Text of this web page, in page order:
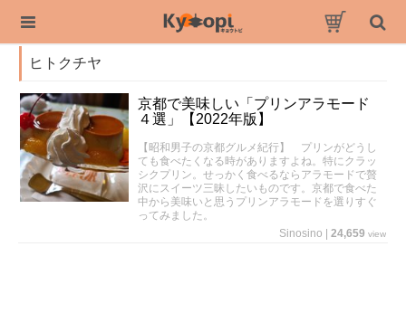
ヒトクチヤ
京都で美味しい「プリンアラモード
４選」【2022年版】
【昭和男子の京都グルメ紀行】 プリンがどうし
ても食べたくなる時がありますよね。特にクラッ
シクプリン。せっかく食べるならアラモードで贅
沢にスイーツ三昧したいものです。京都で食べた
中から美味いと思うプリンアラモードを選りすぐ
ってみました。
Sinosino
24,659 view